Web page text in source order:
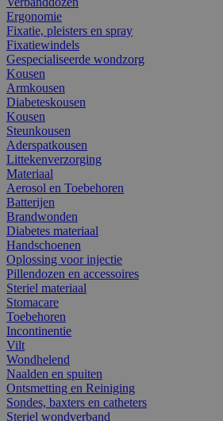
Ergonomie
Fixatie, pleisters en spray
Fixatiewindels
Gespecialiseerde wondzorg
Kousen
Armkousen
Diabeteskousen
Kousen
Steunkousen
Aderspatkousen
Littekenverzorging
Materiaal
Aerosol en Toebehoren
Batterijen
Brandwonden
Diabetes materiaal
Handschoenen
Oplossing voor injectie
Pillendozen en accessoires
Steriel materiaal
Stomacare
Toebehoren
Incontinentie
Vilt
Wondhelend
Naalden en spuiten
Ontsmetting en Reiniging
Sondes, baxters en catheters
Steriel wondverband